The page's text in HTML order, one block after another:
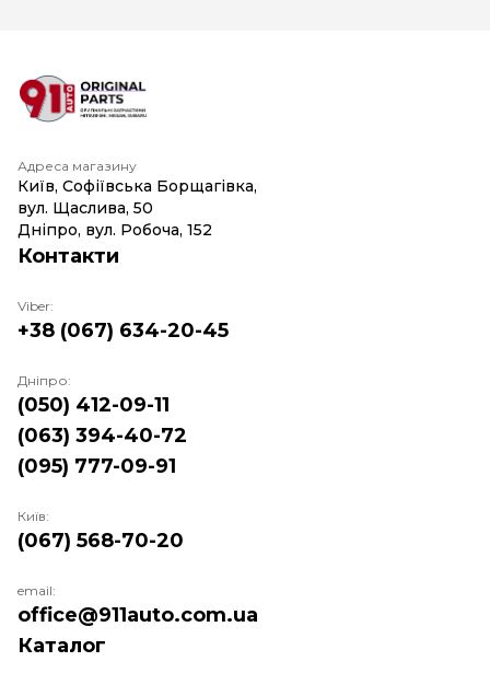
Адреса магазину
Київ, Софіївська Борщагівка,
вул. Щаслива, 50
Дніпро, вул. Робоча, 152
Каталог
Контакти
Viber:
+38 (067) 634-20-45
Дніпро:
(050) 412-09-11
(063) 394-40-72
(095) 777-09-91
Київ:
(067) 568-70-20
email:
office@911auto.com.ua